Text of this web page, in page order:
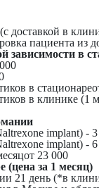
доставкой в
пациента из
зависимости в
в стационаре
в клинике (1
implant) - 3
implant) - 6
от 23 000
(цена за 1 месяц)
21 день (*в